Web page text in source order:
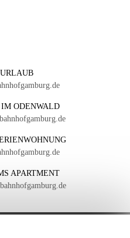
ODENWALD
APARTMENT